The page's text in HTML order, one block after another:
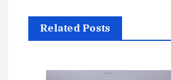
Related Posts